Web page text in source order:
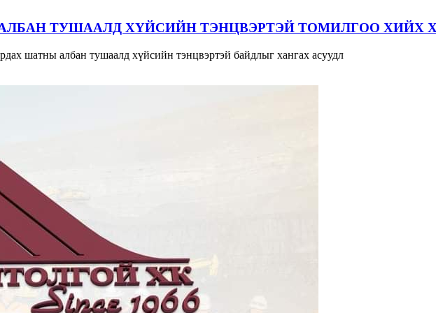
ТУШААЛД ХҮЙСИЙН ТЭНЦВЭРТЭЙ ТОМИЛГОО ХИЙХ
шатны албан тушаалд хүйсийн тэнцвэртэй байдлыг хангах асуудл